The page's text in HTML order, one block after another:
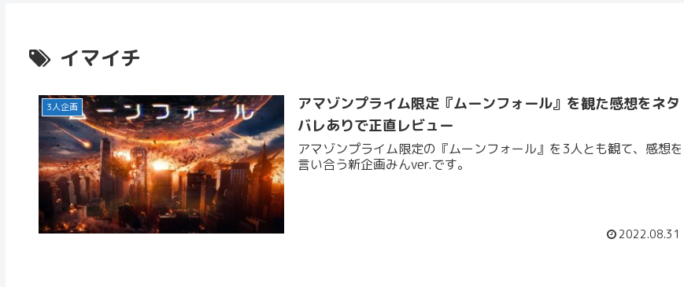
イマイチ
3人企画
アマゾンプライム限定『ムーンフォール』を観た感想をネタ
バレありで正直レビュー
アマゾンプライム限定の『ムーンフォール』を3人とも観て、感想を
言い合う新企画みんver.です。
2022.08.31